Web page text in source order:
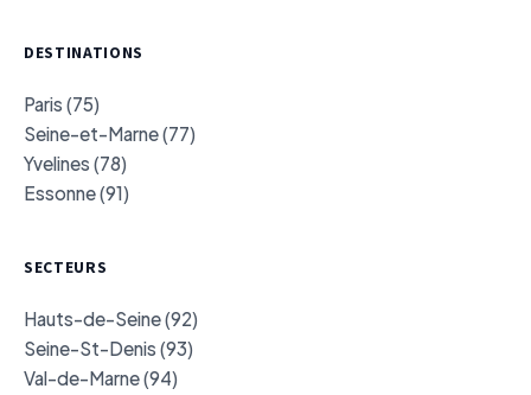
DESTINATIONS
Paris (75)
Seine-et-Marne (77)
Yvelines (78)
Essonne (91)
SECTEURS
Hauts-de-Seine (92)
Seine-St-Denis (93)
Val-de-Marne (94)